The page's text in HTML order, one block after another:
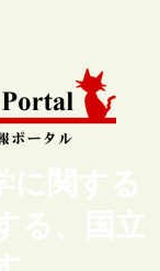
に関する
る、国立